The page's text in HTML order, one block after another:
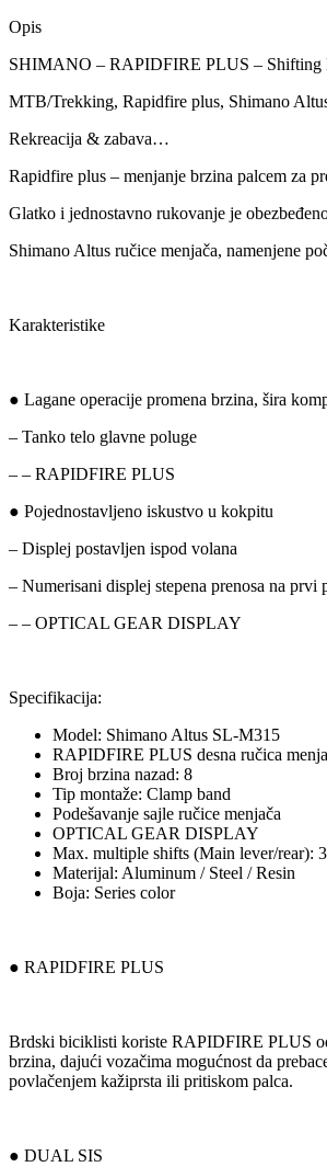
Opis
SHIMANO – RAPIDFIRE PLUS – Shifting
MTB/Trekking, Rapidfire plus, Shimano
Rekreacija & zabava…
Rapidfire plus – menjanje brzina palcem za
Glatko i jednostavno rukovanje je
Shimano Altus ručice menjača, namenjene
Karakteristike
● Lagane operacije promena brzina, šira
– Tanko telo glavne poluge
– – RAPIDFIRE PLUS
● Pojednostavljeno iskustvo u kokpitu
– Displej postavljen ispod volana
– Numerisani displej stepena prenosa na prvi
– – OPTICAL GEAR DISPLAY
Specifikacija:
Model: Shimano Altus SL-M315
RAPIDFIRE PLUS desna ručica
Broj brzina nazad: 8
Tip montaže: Clamp band
Podešavanje sajle ručice menjača
OPTICAL GEAR DISPLAY
Max. multiple shifts (Main lever/rear): 3
Materijal: Aluminum / Steel / Resin
Boja: Series color
● RAPIDFIRE PLUS
Brdski biciklisti koriste RAPIDFIRE PLUS
brzina, dajući vozačima mogućnost da
povlačenjem kažiprsta ili pritiskom palca.
● DUAL SIS